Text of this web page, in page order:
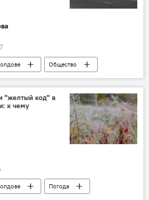
Общество
карантин
ограничительные меры
"желтый код" в
к чему
Погода